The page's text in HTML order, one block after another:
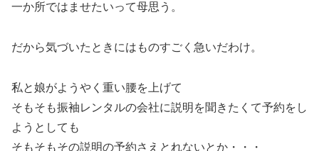
一か所ではませたいって母思う。
だから気づいたときにはものすごく急いだわけ。
私と娘がようやく重い腰を上げて
そもそも振袖レンタルの会社に説明を聞きたくて予約をし
ようとしても
そもそもその説明の予約さえとれないとか・・・